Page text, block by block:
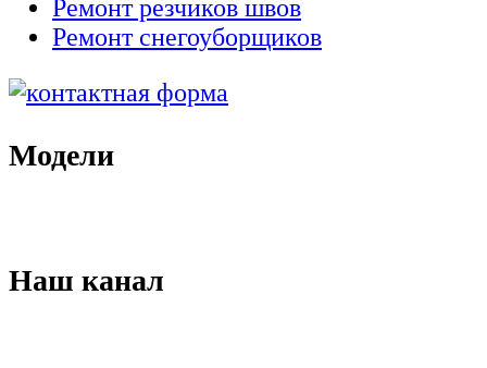
Ремонт резчиков швов
Ремонт снегоуборщиков
Модели
Наш канал